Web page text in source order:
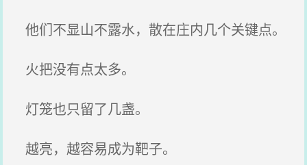
他们不显山不露水，散在庄内几个关键点。
火把没有点太多。
灯笼也只留了几盏。
越亮，越容易成为靶子。